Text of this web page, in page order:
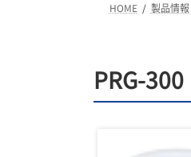
HOME 製品情報
PRG-300